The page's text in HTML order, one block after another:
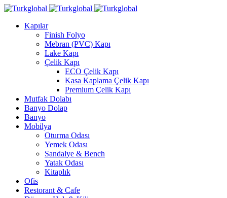
Kapılar
Finish Folyo
Mebran (PVC) Kapı
Lake Kapı
Çelik Kapı
ECO Çelik Kapı
Kasa Kaplama Çelik Kapı
Premium Çelik Kapı
Mutfak Dolabı
Banyo Dolap
Banyo
Mobilya
Oturma Odası
Yemek Odası
Sandalye & Bench
Yatak Odası
Kitaplık
Ofis
Restorant & Cafe